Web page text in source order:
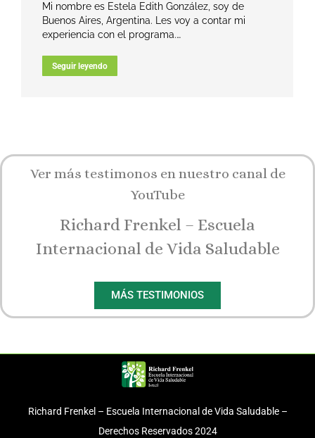
Mi nombre es Estela Edith González, soy de
Buenos Aires, Argentina. Les voy a contar mi
experiencia con el programa.…
Seguir leyendo
Ver más testimonos en nuestro canal de
YouTube
Richard Frenkel – Escuela
Internacional de Vida Saludable
MÁS TESTIMONIOS
Richard Frenkel – Escuela Internacional de Vida Saludable –
Derechos Reservados 2024